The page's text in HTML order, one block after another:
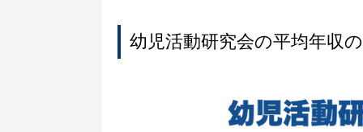
幼児活動研究会の平均年収